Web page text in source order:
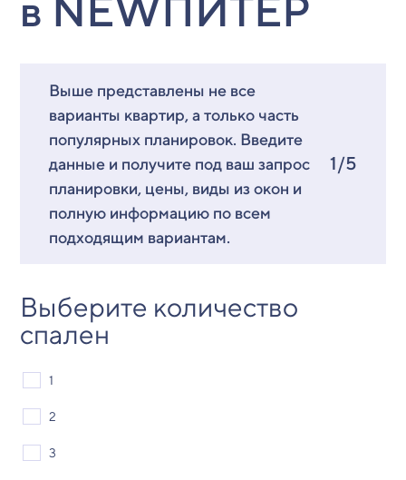
Выше представлены не все
варианты квартир, а только часть
популярных планировок. Введите
данные и получите под ваш запрос
планировки, цены, виды из окон и
полную информацию по всем
подходящим вариантам.
1/5
Выберите количество
спален
1
2
3